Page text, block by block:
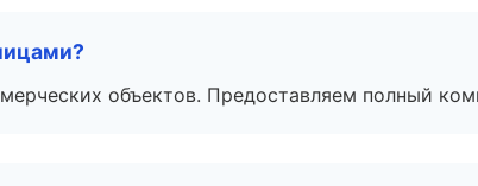
объектов. Предоставляем полный